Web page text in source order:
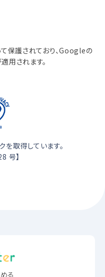
保護されており、Googleの
用されます。
取得しています。
号】
る